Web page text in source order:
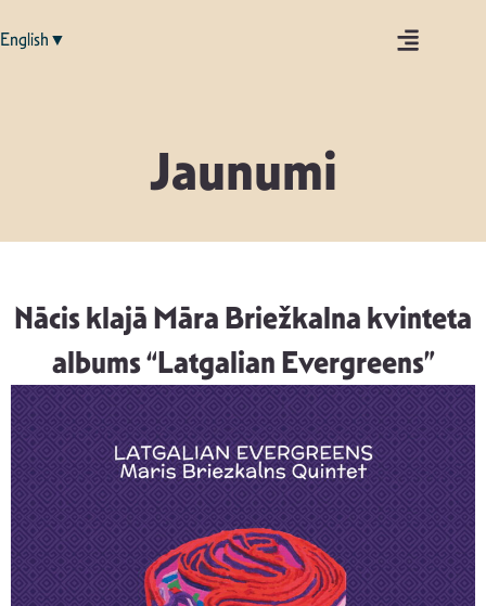
English▼
Jaunumi
Nācis klajā Māra Briežkalna kvinteta
albums “Latgalian Evergreens”